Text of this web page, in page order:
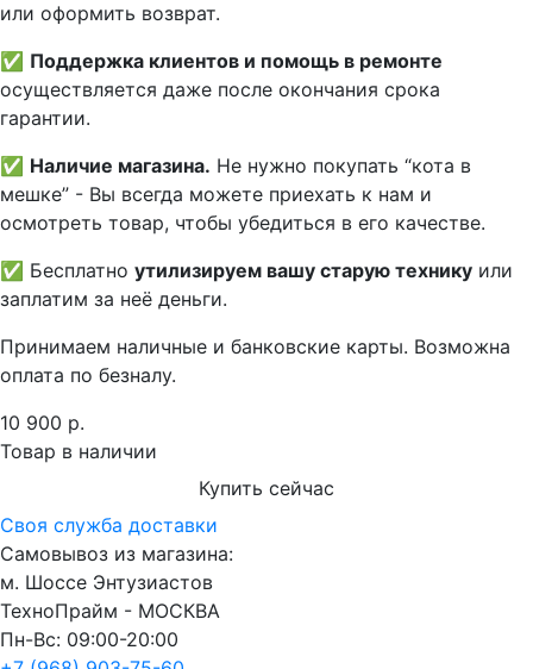
или оформить возврат.
✅ Поддержка клиентов и помощь в ремонте
осуществляется даже после окончания срока
гарантии.
✅ Наличие магазина. Не нужно покупать “кота в
мешке” - Вы всегда можете приехать к нам и
осмотреть товар, чтобы убедиться в его качестве.
✅ Бесплатно утилизируем вашу старую технику или
заплатим за неё деньги.
Принимаем наличные и банковские карты. Возможна
оплата по безналу.
10 900 р.
Товар в наличии
Купить сейчас
Своя служба доставки
Самовывоз из магазина:
м. Шоссе Энтузиастов
ТехноПрайм - МОСКВА
Пн-Вс: 09:00-20:00